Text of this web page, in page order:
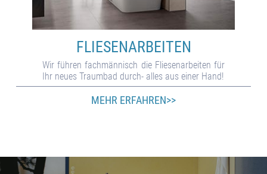
FLIESEN­ARBEITEN
Wir füh­ren fach­männisch die Flie­sen­ar­bei­ten für
Ihr neu­es Traum­bad durch- alles aus ei­ner Hand!
MEHR ERFAHREN>>